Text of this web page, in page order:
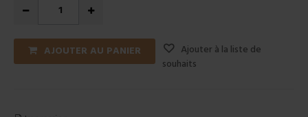
AJOUTER AU PANIER
Ajouter à la liste de
souhaits